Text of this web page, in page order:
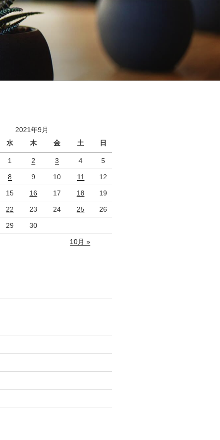
2021年9月
水
木 金 土 日
1 2 3 4 5
8 9 10 11 12
15 16 17 18 19
22 23 24 25 26
29 30
10月 »